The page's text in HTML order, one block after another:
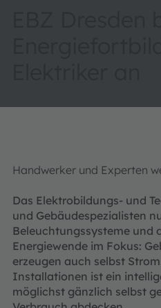
Handwerker und Experten
Das Elektrobildungs- und
und Gebäudespezialisten
Beleuchtungssysteme und
Energiewende im Fokus:
erzeugen auch selbst
Installationen ist ein
möglichst gänzlich selbst